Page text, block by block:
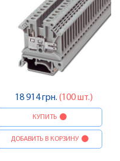
18 914 грн. (100 шт.)
КУПИТЬ
ДОБАВИТЬ В КОРЗИНУ